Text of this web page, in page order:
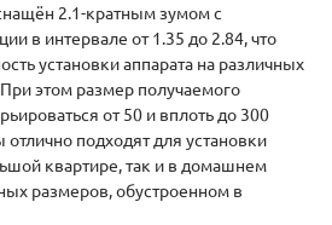
2.1-кратным зумом с
в интервале от 1.35 до 2.84, что
установки аппарата на различных
При этом размер получаемого
от 50 и вплоть до 300
подходят для установки
квартире, так и в домашнем
размеров, обустроенном в